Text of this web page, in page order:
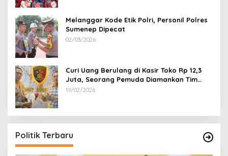
Melanggar Kode Etik Polri, Personil Polres
Sumenep Dipecat
02/03/2026
Curi Uang Berulang di Kasir Toko Rp 12,3
Juta, Seorang Pemuda Diamankan Tim
Reskrim Polsek Lenteng Sumenep
19/02/2026
Politik Terbaru